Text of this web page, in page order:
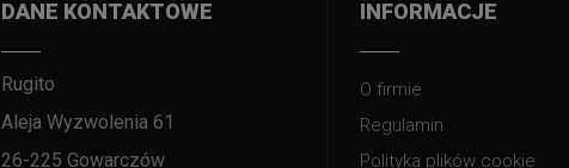
DANE KONTAKTOWE
Rugito
Aleja Wyzwolenia 61
26-225 Gowarczów
INFORMACJE
O firmie
Regulamin
Polityka plików cookie